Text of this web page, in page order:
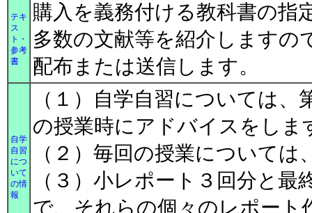
テキ
ス
ト・
参考
書
購入を義務付ける教科書の指
多数の文献等を紹介しますの
配布または送信します。
自学
自習
につ
いて
の情
報
（１）自学自習については
の授業時にアドバイスをしま
（２）毎回の授業について
（３）小レポート３回分と
で、それらの個々のレポート